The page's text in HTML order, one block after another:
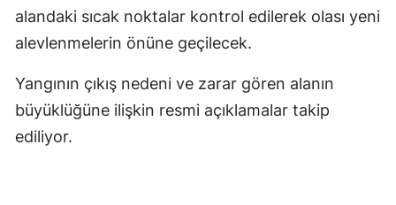
alandaki sıcak noktalar kontrol edilerek olası yeni
alevlenmelerin önüne geçilecek.
Yangının çıkış nedeni ve zarar gören alanın
büyüklüğüne ilişkin resmi açıklamalar takip
ediliyor.